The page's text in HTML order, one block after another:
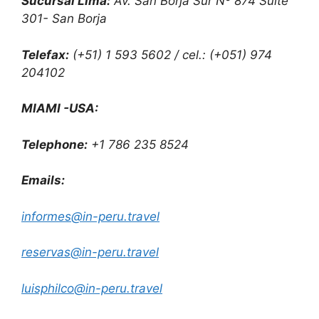
301- San Borja
Telefax: (+51) 1 593 5602 / cel.: (+051) 974
204102
MIAMI -USA:
Telephone: +1 786 235 8524
Emails:
informes@in-peru.travel
reservas@in-peru.travel
luisphilco@in-peru.travel